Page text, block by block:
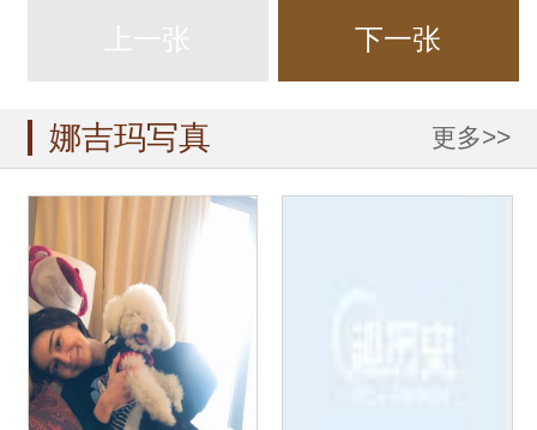
下一张
娜吉玛写真 更多>>